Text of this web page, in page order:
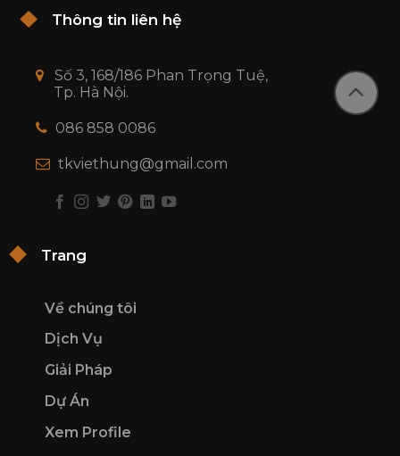
Thông tin liên hệ
Số 3, 168/186 Phan Trọng Tuệ,
Tp. Hà Nội.
086 858 0086
tkviethung@gmail.com
Trang
Về chúng tôi
Dịch Vụ
Giải Pháp
Dự Án
Xem Profile